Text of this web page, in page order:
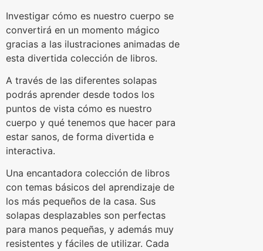
Investigar cómo es nuestro cuerpo se
convertirá en un momento mágico
gracias a las ilustraciones animadas de
esta divertida colección de libros.
A través de las diferentes solapas
podrás aprender desde todos los
puntos de vista cómo es nuestro
cuerpo y qué tenemos que hacer para
estar sanos, de forma divertida e
interactiva.
Una encantadora colección de libros
con temas básicos del aprendizaje de
los más pequeños de la casa. Sus
solapas desplazables son perfectas
para manos pequeñas, y además muy
resistentes y fáciles de utilizar. Cada